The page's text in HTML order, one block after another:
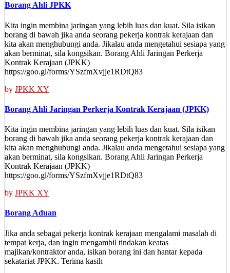
Borang Ahli JPKK
Kita ingin membina jaringan yang lebih luas dan kuat. Sila isikan
borang di bawah jika anda seorang pekerja kontrak kerajaan dan
kita akan menghubungi anda. Jikalau anda mengetahui sesiapa yang
akan berminat, sila kongsikan. Borang Ahli Jaringan Perkerja
Kontrak Kerajaan (JPKK)
https://goo.gl/forms/YSzfmXvjje1RDtQ83
by JPKK XY
Borang Ahli Jaringan Perkerja Kontrak Kerajaan (JPKK)
Kita ingin membina jaringan yang lebih luas dan kuat. Sila isikan
borang di bawah jika anda seorang pekerja kontrak kerajaan dan
kita akan menghubungi anda. Jikalau anda mengetahui sesiapa yang
akan berminat, sila kongsikan. Borang Ahli Jaringan Perkerja
Kontrak Kerajaan (JPKK)
https://goo.gl/forms/YSzfmXvjje1RDtQ83
by JPKK XY
Borang Aduan
Jika anda sebagai pekerja kontrak kerajaan mengalami masalah di
tempat kerja, dan ingin mengambil tindakan keatas
majikan/kontraktor anda, isikan borang ini dan hantar kepada
sekatariat JPKK. Terima kasih